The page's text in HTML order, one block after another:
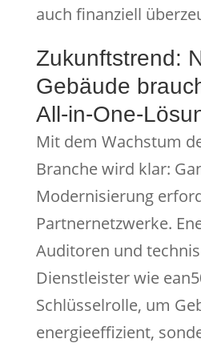
auch finanziell
Zukunftstrend:
Gebäude
All-in-One-
Mit dem Wachstum
Branche wird klar:
Modernisierung
Partnernetzwerke.
Auditoren und
Dienstleister wie
Schlüsselrolle, um
energieeffizient,